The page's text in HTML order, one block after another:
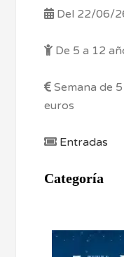
Del 22/06/
De 5 a 12
Semana de
euros
Entradas
Categoría